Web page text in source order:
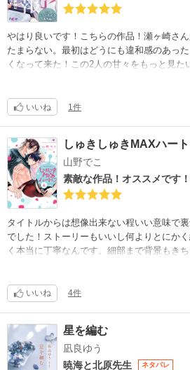
やはり良いです！こちらの作品！瀬ヶ崎さ
たまらない。最初はどうにも違和感のあっ
くなって来た！この2人の甘々をもっと見た
いいね 1件
しゅきしゅきMAXハート
山野でこ
素敵な作品！オススメです！
タイトルからは想像出来ない程いい意味で
でした！ストーリーもいいし何よりとにか
く本当に丁寧なんです。細部まで背景もき
くすっぽ背景を描かない雑に感じる作品が
品を届けてくれて感謝です。続編も読みた
いいね 4件
星を編む
凪良ゆう
暁海と北原先生
ネタバレ